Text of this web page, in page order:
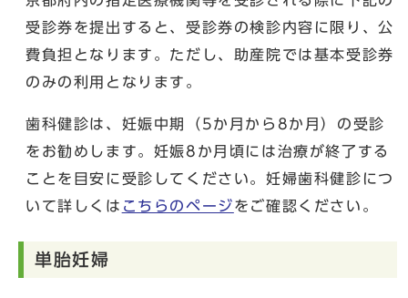
受診券を提出すると、受診券の検診内容に限り、公
費負担となります。ただし、助産院では基本受診券
のみの利用となります。
歯科健診は、妊娠中期（5か月から8か月）の受診
をお勧めします。妊娠8か月頃には治療が終了する
ことを目安に受診してください。妊婦歯科健診につ
いて詳しくは こちらのページをご確認ください。
単胎妊婦